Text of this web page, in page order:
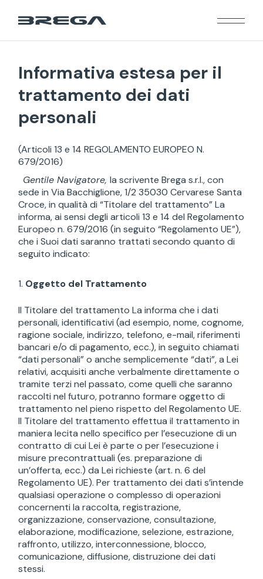
Informativa estesa per il
trattamento dei dati
personali
(Articoli 13 e 14 REGOLAMENTO EUROPEO N.
679/2016)
Gentile Navigatore,la scrivente Brega s.r.l., con
sede in Via Bacchiglione, 1/2 35030 Cervarese Santa
Croce, in qualità di “Titolare del trattamento” La
informa, ai sensi degli articoli 13 e 14 del Regolamento
Europeo n. 679/2016 (in seguito “Regolamento UE”),
che i Suoi dati saranno trattati secondo quanto di
seguito indicato:
Oggetto del Trattamento
Il Titolare del trattamento La informa che i dati
personali, identificativi (ad esempio, nome, cognome,
ragione sociale, indirizzo, telefono, e-mail, riferimenti
bancari e/o di pagamento, ecc.), in seguito chiamati
“dati personali” o anche semplicemente “dati”, a Lei
relativi, acquisiti anche verbalmente direttamente o
tramite terzi nel passato, come quelli che saranno
raccolti nel futuro, potranno formare oggetto di
trattamento nel pieno rispetto del Regolamento UE.
Il Titolare del trattamento effettua il trattamento in
maniera lecita nello specifico per l’esecuzione di un
contratto di cui Lei è parte o per l’esecuzione i
misure precontrattuali (es. preparazione di
un’offerta, ecc.) da Lei richieste (art. n. 6 del
Regolamento UE). Per trattamento dei dati s’intende
qualsiasi operazione o complesso di operazioni
concernenti la raccolta, registrazione,
organizzazione, conservazione, consultazione,
elaborazione, modificazione, selezione, estrazione,
raffronto, utilizzo, interconnessione, blocco,
comunicazione, diffusione, distruzione dei dati
stessi.